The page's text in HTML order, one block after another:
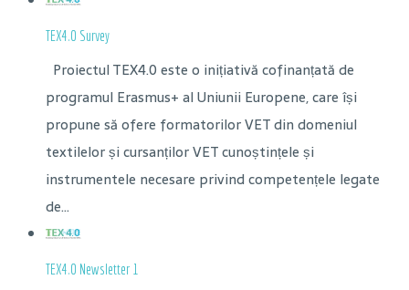
TEX4.0 Survey
Proiectul TEX4.0 este o inițiativă cofinanțată de
programul Erasmus+ al Uniunii Europene, care își
propune să ofere formatorilor VET din domeniul
textilelor și cursanților VET cunoștințele și
instrumentele necesare privind competențele legate
de...
TEX4.0 Newsletter 1